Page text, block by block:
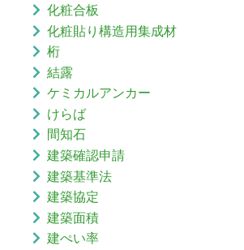
化粧合板
化粧貼り構造用集成材
桁
結露
ケミカルアンカー
けらば
間知石
建築確認申請
建築基準法
建築協定
建築面積
建ぺい率